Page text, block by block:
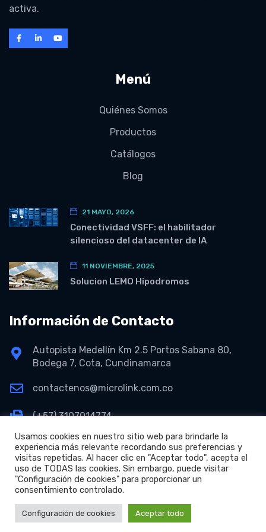
activa.
Menú
Quiénes Somos
Productos
Catálogos
Blog
21 MAYO, 2026
Conectividad VSFF: el habilitador
silencioso del datacenter de IA
11 NOVIEMBRE, 2025
Solucion LEMO Hipodromos
Información de Contacto
Autopista Medellín Km 2.5 Portos Sabana 80,
Bodega 7, Cota, Cundinamarca
contactenos@microlink.com.co
(+57) 3107014774
Copyright © 2026 Microlink S.A.S.
+
Usamos cookies en nuestro sitio web para brindarle la
experiencia más relevante recordando sus preferencias y
visitas repetidas. Al hacer clic en "Aceptar todo", acepta el
uso de TODAS las cookies. Sin embargo, puede visitar
"Configuración de cookies" para proporcionar un
consentimiento controlado.
Configuración de cookies Aceptar todo